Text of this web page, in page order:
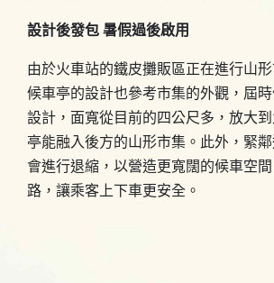
設計後發包 暑假過後啟用
由於火車站的鐵皮攤販區正在進行山
候車亭的設計也參考市集的外觀，屆
設計，面寬從目前的四公尺多，放大
亭能融入後方的山形市集。此外，緊
會進行退縮，以營造更寬闊的候車空
路，讓乘客上下車更安全。